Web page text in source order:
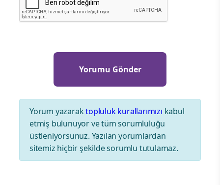
Yorum yazaraktopluluk kurallarımızı kabul
etmiş bulunuyor ve tüm sorumluluğu
üstleniyorsunuz. Yazılan yorumlardan
sitemiz hiçbir şekilde sorumlu tutulamaz.